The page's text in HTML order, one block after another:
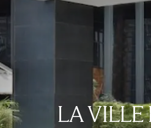
LA VILLE